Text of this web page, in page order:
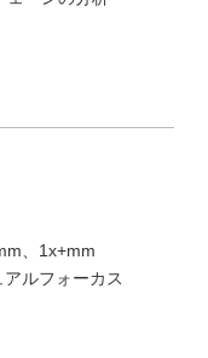
、1x+mm
ルフォーカス